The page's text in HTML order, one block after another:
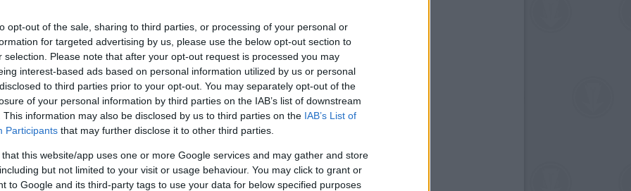
opt-out of the sale, sharing to third parties, or processing of your personal or
for targeted advertising by us, please use the below opt-out section to
selection. Please note that after your opt-out request is processed you may
interest-based ads based on personal information utilized by us or personal
to third parties prior to your opt-out. You may separately opt-out of the
of your personal information by third parties on the IAB’s list of downstream
This information may also be disclosed by us to third parties on the IAB’s List of
Participants that may further disclose it to other third parties.
that this website/app uses one or more Google services and may gather and store
but not limited to your visit or usage behaviour. You may click to grant or
to Google and its third-party tags to use your data for below specified purposes